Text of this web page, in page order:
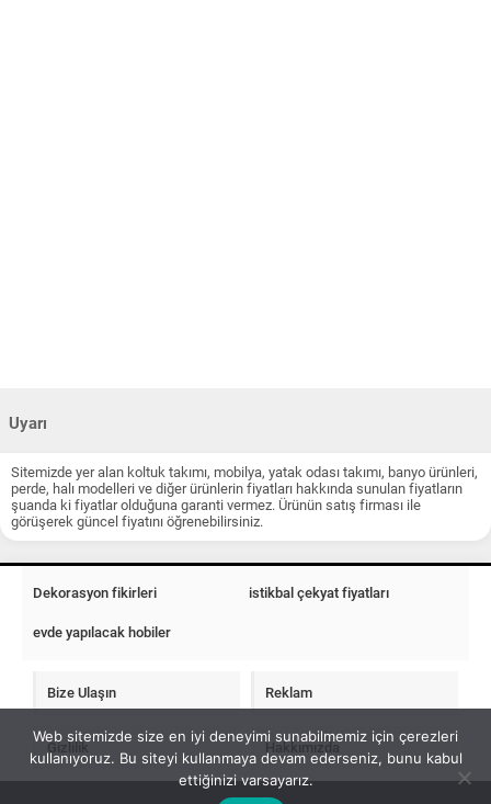
Uyarı
Sitemizde yer alan koltuk takımı, mobilya, yatak odası takımı, banyo ürünleri,
perde, halı modelleri ve diğer ürünlerin fiyatları hakkında sunulan fiyatların
şuanda ki fiyatlar olduğuna garanti vermez. Ürünün satış firması ile
görüşerek güncel fiyatını öğrenebilirsiniz.
Dekorasyon fikirleri istikbal çekyat fiyatları
evde yapılacak hobiler
Bize Ulaşın Reklam
Gizlilik Hakkımızda
Web sitemizde size en iyi deneyimi sunabilmemiz için çerezleri
kullanıyoruz. Bu siteyi kullanmaya devam ederseniz, bunu kabul
ettiğinizi varsayarız.